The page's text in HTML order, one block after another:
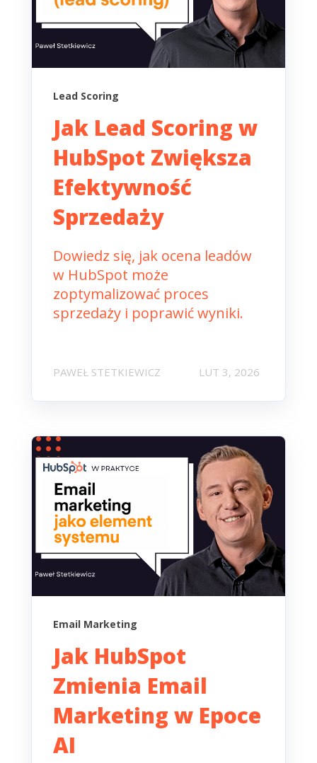
Lead Scoring
Jak Lead Scoring w
HubSpot Zwiększa
Efektywność
Sprzedaży
Dowiedz się, jak ocena leadów
w HubSpot może
zoptymalizować proces
sprzedaży i poprawić wyniki.
PAWEŁ STETKIEWICZ LUT 3, 2026
Email Marketing
Jak HubSpot
Zmienia Email
Marketing w Epoce
AI